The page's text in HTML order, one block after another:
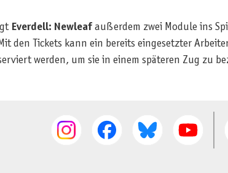
Everdell: Newleafaußerdem zwei Module ins
den Tickets kann ein bereits eingesetzter
werden, um sie in einem späteren Zug zu